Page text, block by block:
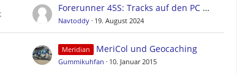
Forerunner 45S: Tracks auf den PC ziehen
Navtoddy 19. August 2024
Meridian MeriCol und Geocaching
Gummikuhfan 10. Januar 2015